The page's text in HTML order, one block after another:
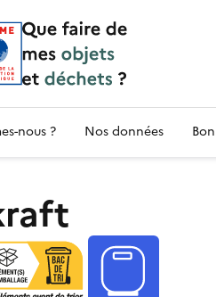
de mes objets & déchets
nous ? Nos données